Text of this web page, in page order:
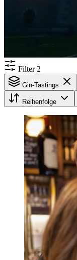
Filter 2
Gin-Tastings
Reihenfolge